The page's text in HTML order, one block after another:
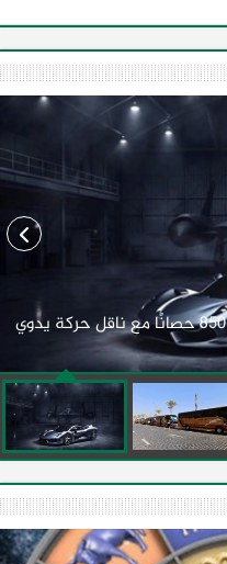
هينيسي تطرح طراز (بلاك بيرد) بقوة 850 حصانًا مع ناقل حركة يدوي